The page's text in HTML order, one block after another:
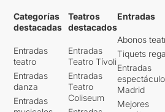
Categorías
destacadas
Entradas
teatro
Entradas
danza
Entradas
Teatros
destacados
Entradas
Teatro Tívoli
Entradas
Teatro
Coliseum
Entradas
Abonos
Tiquets
Entradas
Madrid
Mejores